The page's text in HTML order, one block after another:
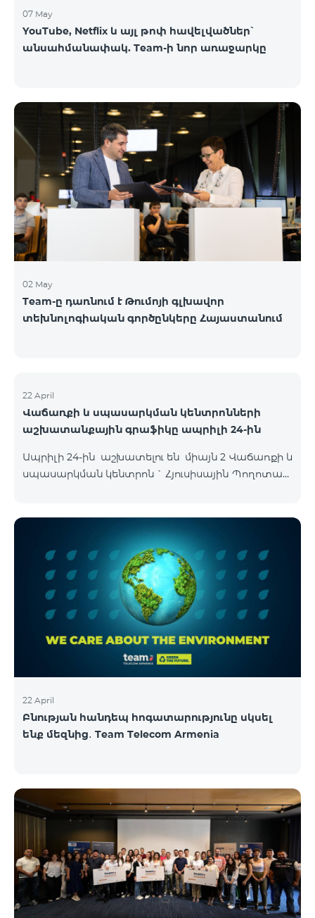
07 May
YouTube, Netflix և այլ թոփ հավելվածներ՝
անսահմանափակ. Team-ի նոր առաջարկը
02 May
Team-ը դառնում է Թումոյի գլխավոր
տեխնոլոգիական գործընկերը Հայաստանում
22 April
Վաճառքի և սպասարկման կենտրոնների
աշխատանքային գրաֆիկը ապրիլի 24-ին
Ապրիլի 24-ին աշխատելու են միայն 2 Վաճառքի և
սպասարկման կենտրոն ` Հյուսիսային Պողոտան
«Արմենիա միջազգային օդանավակայան» ՓԲԸ
ժամանման սրահ Շուրջօրյա
22 April
Բնության հանդեպ հոգատարությունը սկսել
ենք մեզնից․ Team Telecom Armenia